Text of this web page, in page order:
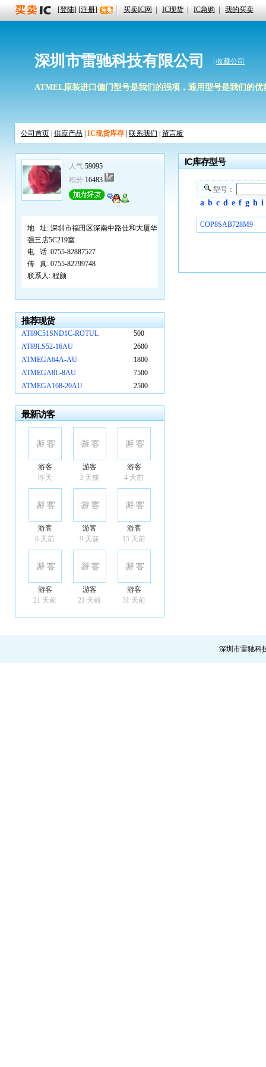
[登陆] [注册] 买卖IC网 IC现货 IC急购 我的买卖
深圳市雷驰科技有限公司 收藏公司
ATMEL原装进口偏门型号是我们的强项，通用型号是我们的优
公司首页 供应产品 IC现货库存 联系我们 留言板
人气:59095
积分:16483
地 址: 深圳市福田区深南中路佳和大厦华
强三店5C219室
电 话: 0755-82887527
传 真: 0755-82799748
联系人: 程颜
推荐现货
AT89C51SND1C-ROTUL
500
AT89LS52-16AU
2600
ATMEGA64A-AU
1800
ATMEGA8L-8AU
7500
ATMEGA168-20AU
2500
最新访客
游客
昨天
游客
3 天前
游客
4 天前
游客
6 天前
游客
9 天前
游客
15 天前
游客
21 天前
游客
21 天前
游客
31 天前
IC库存型号
型号：
a b c d e f g h i
COP8SAB728M9
深圳市雷驰科